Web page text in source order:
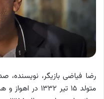
رضا فیاضی بازیگر، نویسنده،
متولد ۱۵ تیر